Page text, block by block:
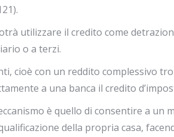
utilizzare il credito come
o a terzi.
cioè con un reddito complessivo
a una banca il credito
è quello di consentire a
della propria casa,